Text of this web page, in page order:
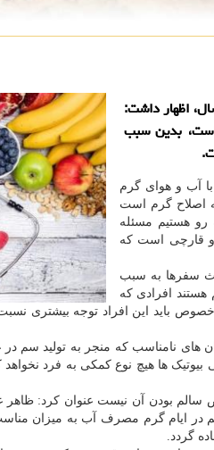
اظهار داشت:
بدین سبب
آب و هوای گرم
اصلاح گرم است
رو هستیم مسئله
و قارچی است که
سفرها به سبب
افرادی که
خصوص باید این افراد توجه بیشتری
نامناسب که منجر به تولید سم در
ها هیچ نوع کمکی به فرد
بودن آن نیست عنوان کرد: ظاهر
در ایام گرم مصرف آب به میزان
گردد.